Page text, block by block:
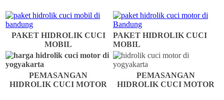
PAKET HIDROLIK CUCI
MOBIL
PAKET HIDROLIK CUCI
MOBIL
PEMASANGAN
HIDROLIK CUCI MOTOR
PEMASANGAN
HIDROLIK CUCI MOTOR